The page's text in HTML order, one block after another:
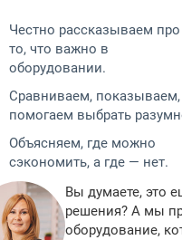
Честно рассказываем про
то, что важно в
оборудовании.
Сравниваем, показываем,
помогаем выбрать
Объясняем, где можно
сэкономить, а где — нет.
Вы думаете, это
решения? А мы
оборудование,